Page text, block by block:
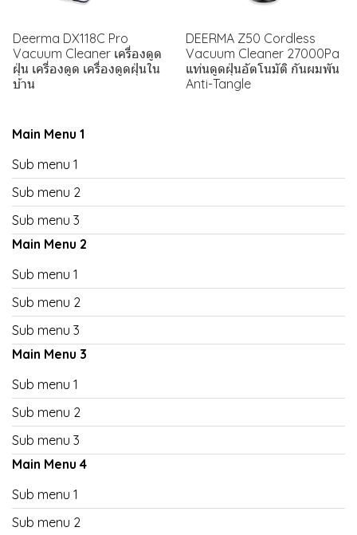
Deerma DX118C Pro
Vacuum Cleaner เครื่องดูด
ฝุ่น เครี่องดูด เครื่องดูดฝุ่นใน
บ้าน
DEERMA Z50 Cordless
Vacuum Cleaner 27000Pa
แท่นดูดฝุ่นอัตโนมัติ กันผมพัน
Anti-Tangle
Main Menu 1
Sub menu 1
Sub menu 2
Sub menu 3
Main Menu 2
Sub menu 1
Sub menu 2
Sub menu 3
Main Menu 3
Sub menu 1
Sub menu 2
Sub menu 3
Main Menu 4
Sub menu 1
Sub menu 2